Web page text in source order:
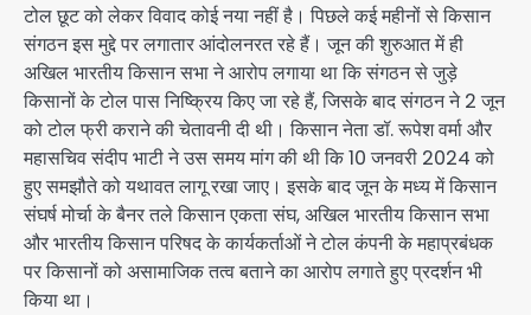
टोल छूट को लेकर विवाद कोई नया नहीं है। पिछले कई महीनों से किसान
संगठन इस मुद्दे पर लगातार आंदोलनरत रहे हैं। जून की शुरुआत में ही
अखिल भारतीय किसान सभा ने आरोप लगाया था कि संगठन से जुड़े
किसानों के टोल पास निष्क्रिय किए जा रहे हैं, जिसके बाद संगठन ने 2 जून
को टोल फ्री कराने की चेतावनी दी थी। किसान नेता डॉ. रूपेश वर्मा और
महासचिव संदीप भाटी ने उस समय मांग की थी कि 10 जनवरी 2024 को
हुए समझौते को यथावत लागू रखा जाए। इसके बाद जून के मध्य में किसान
संघर्ष मोर्चा के बैनर तले किसान एकता संघ, अखिल भारतीय किसान सभा
और भारतीय किसान परिषद के कार्यकर्ताओं ने टोल कंपनी के महाप्रबंधक
पर किसानों को असामाजिक तत्व बताने का आरोप लगाते हुए प्रदर्शन भी
किया था।